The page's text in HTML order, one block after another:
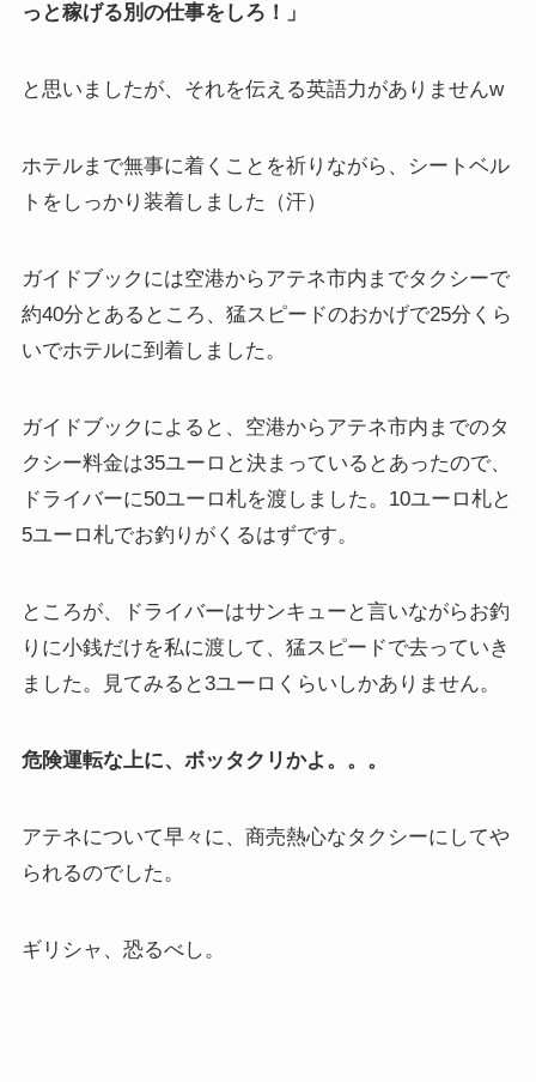
っと稼げる別の仕事をしろ！」
と思いましたが、それを伝える英語力がありませんw
ホテルまで無事に着くことを祈りながら、シートベル
トをしっかり装着しました（汗）
ガイドブックには空港からアテネ市内までタクシーで
約40分とあるところ、猛スピードのおかげで25分くら
いでホテルに到着しました。
ガイドブックによると、空港からアテネ市内までのタ
クシー料金は35ユーロと決まっているとあったので、
ドライバーに50ユーロ札を渡しました。10ユーロ札と
5ユーロ札でお釣りがくるはずです。
ところが、ドライバーはサンキューと言いながらお釣
りに小銭だけを私に渡して、猛スピードで去っていき
ました。見てみると3ユーロくらいしかありません。
危険運転な上に、ボッタクリかよ。。。
アテネについて早々に、商売熱心なタクシーにしてや
られるのでした。
ギリシャ、恐るべし。